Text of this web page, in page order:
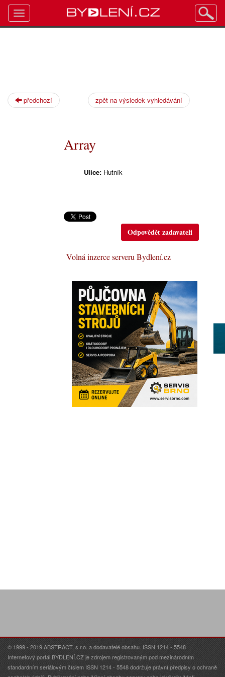
předchozí zpět na výsledek vyhledávání
Array
Ulice: Hutník
Odpovědět zadavateli
Volná inzerce serveru Bydlení.cz
Toggle
navigation
© 1999 - 2019 ABSTRACT, s.r.o. a dodavatelé obsahu. ISSN 1214 - 5548
Internetový portál BYDLENÍ.CZ je zdrojem registrovaným pod mezinárodním
standardním seriálovým číslem ISSN 1214 - 5548 dodržuje právní předpisy o ochraně